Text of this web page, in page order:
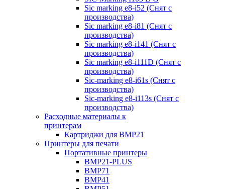
Sic marking e8-i52 (Снят с
производства)
Sic marking e8-i81 (Снят с
производства)
Sic marking e8-i141 (Снят с
производства)
Sic marking e8-i111D (Снят с
производства)
Sic-marking e8-i61s (Снят с
производства)
Sic-marking e8-i113s (Снят с
производства)
Расходные материалы к
принтерам
Картриджи для BMP21
Принтеры для печати
Портативные принтеры
BMP21-PLUS
BMP71
BMP41